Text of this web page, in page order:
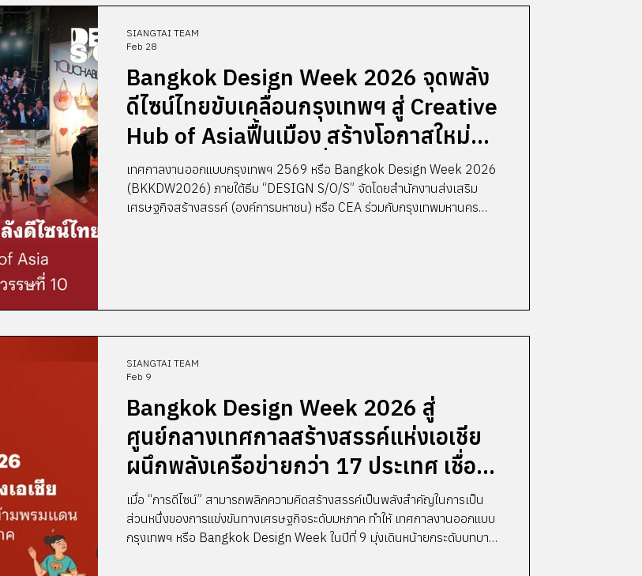
Bangkok Design Week 2026 จุดพลัง
ดีไซน์ไทยขับเคลื่อนกรุงเทพฯ สู่ Creative
Hub of Asiaฟื้นเมือง สร้างโอกาสใหม่
เตรียมก้าวสู่ทศวรรษที่ 10
เทศกาลงานออกแบบกรุงเทพฯ 2569 หรือ Bangkok Design Week 2026
(BKKDW2026) ภายใต้ธีม “DESIGN S/O/S” จัดโดยสำนักงานส่งเสริม
เศรษฐกิจสร้างสรรค์ (องค์การมหาชน) หรือ CEA ร่วมกับกรุงเทพมหานคร
SIANGTAI TEAM
Feb 28
Bangkok Design Week 2026 สู่
ศูนย์กลางเทศกาลสร้างสรรค์แห่งเอเชีย
ผนึกพลังเครือข่ายกว่า 17 ประเทศ เชื่อม
ดีไซน์ข้ามพรมแดนสู่การเติบโตอย่าง
ยั่งยืนในระดับภูมิภาค
เมื่อ “การดีไซน์” สามารถพลิกความคิดสร้างสรรค์เป็นพลังสำคัญในการเป็น
ส่วนหนึ่งของการแข่งขันทางเศรษฐกิจระดับมหภาค ทำให้ เทศกาลงานออกแบบ
กรุงเทพฯ หรือ Bangkok Design Week ในปีที่ 9 มุ่งเดินหน้ายกระดับบทบาท
SIANGTAI TEAM
Feb 9